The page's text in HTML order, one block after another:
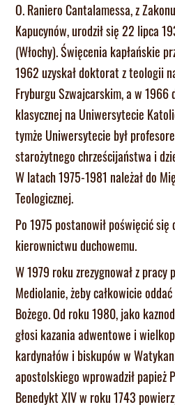
O. Raniero Cantalamessa, z
Kapucynów, urodził się 22 lipca
(Włochy). Święcenia kapłańskie
1962 uzyskał doktorat z teologii
Fryburgu Szwajcarskim, a w
klasycznej na Uniwersytecie
tymże Uniwersytecie był
starożytnego chrześcijaństwa i
W latach 1975-1981 należał do
Teologicznej.
Po 1975 postanowił poświęcić
kierownictwu duchowemu.
W 1979 roku zrezygnował z
Mediolanie, żeby całkowicie
Bożego. Od roku 1980, jako
głosi kazania adwentowe i
kardynałów i biskupów w
apostolskiego wprowadził papież
Benedykt XIV w roku 1743